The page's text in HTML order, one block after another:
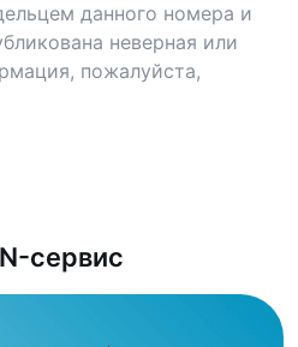
данного номера и
неверная или
пожалуйста,
сервис